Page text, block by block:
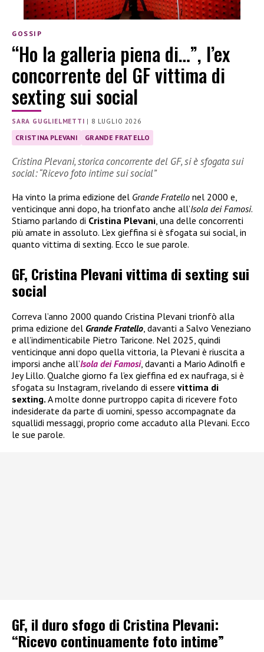
GOSSIP
“Ho la galleria piena di…”, l’ex
concorrente del GF vittima di
sexting sui social
SARA GUGLIELMETTI | 8 LUGLIO 2026
CRISTINA PLEVANI GRANDE FRATELLO
Cristina Plevani, storica concorrente del GF, si è sfogata sui
social: “Ricevo foto intime sui social”
Ha vinto la prima edizione del Grande Fratello nel 2000 e,
venticinque anni dopo, ha trionfato anche all’Isola dei Famosi.
Stiamo parlando di Cristina Plevani , una delle concorrenti
più amate in assoluto. L’ex gieffina si è sfogata sui social, in
quanto vittima di sexting. Ecco le sue parole.
GF, Cristina Plevani vittima di sexting sui
social
Correva l’anno 2000 quando Cristina Plevani trionfò alla
prima edizione del Grande Fratello, davanti a Salvo Veneziano
e all’indimenticabile Pietro Taricone. Nel 2025, quindi
venticinque anni dopo quella vittoria, la Plevani è riuscita a
imporsi anche all’Isola dei Famosi, davanti a Mario Adinolfi e
Jey Lillo. Qualche giorno fa l’ex gieffina ed ex naufraga, si è
sfogata su Instagram, rivelando di essere vittima di
sexting. A molte donne purtroppo capita di ricevere foto
indesiderate da parte di uomini, spesso accompagnate da
squallidi messaggi, proprio come accaduto alla Plevani. Ecco
le sue parole.
GF, il duro sfogo di Cristina Plevani:
“Ricevo continuamente foto intime”